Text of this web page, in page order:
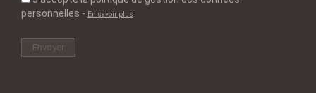
personnelles - En savoir plus